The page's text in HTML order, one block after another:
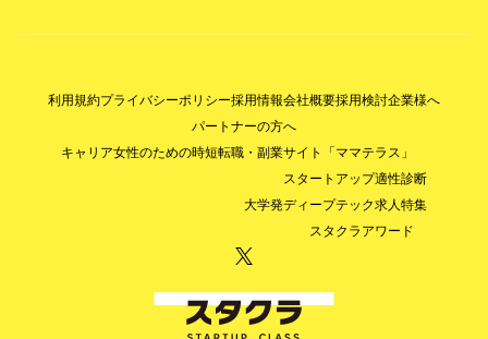
利用規約プライバシーポリシー採用情報会社概要採用検討企業様へ
パートナーの方へ
キャリア女性のための時短転職・副業サイト「ママテラス」
スタートアップ適性診断
大学発ディープテック求人特集
スタクラアワード